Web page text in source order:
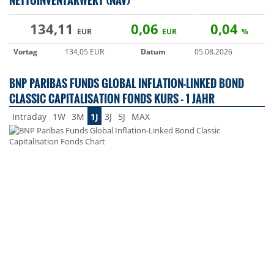
134,11 EUR 0,06 EUR 0,04 %
Vortag
134,05 EUR Datum 05.08.2026
BNP PARIBAS FUNDS GLOBAL INFLATION-LINKED BOND
CLASSIC CAPITALISATION FONDS KURS - 1 JAHR
Intraday 1W 3M 1J 3J 5J MAX